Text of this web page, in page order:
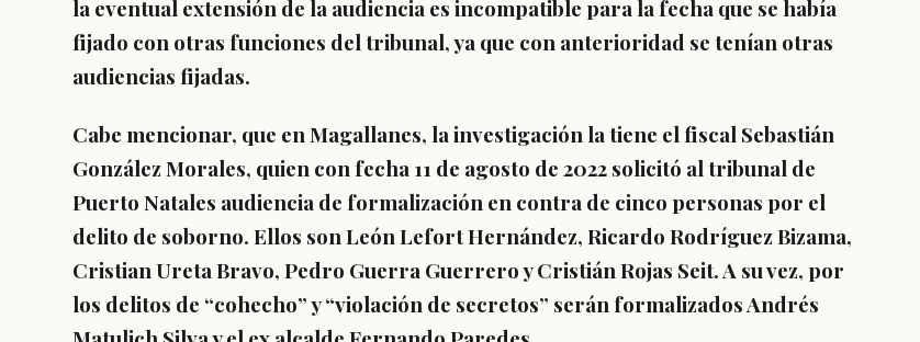
la eventual extensión de la audiencia es incompatible para la fecha que se había
fijado con otras funciones del tribunal, ya que con anterioridad se tenían otras
audiencias fijadas.
Cabe mencionar, que en Magallanes, la investigación la tiene el fiscal Sebastián
González Morales, quien con fecha 11 de agosto de 2022 solicitó al tribunal de
Puerto Natales audiencia de formalización en contra de cinco personas por el
delito de soborno. Ellos son León Lefort Hernández, Ricardo Rodríguez Bizama,
Cristian Ureta Bravo, Pedro Guerra Guerrero y Cristián Rojas Seit. A su vez, por
los delitos de “cohecho” y “violación de secretos” serán formalizados Andrés